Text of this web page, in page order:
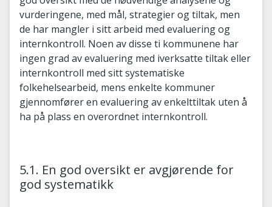
vurderingene, med mål, strategier og tiltak, men
de har mangler i sitt arbeid med evaluering og
internkontroll. Noen av disse ti kommunene har
ingen grad av evaluering med iverksatte tiltak eller
internkontroll med sitt systematiske
folkehelsearbeid, mens enkelte kommuner
gjennomfører en evaluering av enkelttiltak uten å
ha på plass en overordnet internkontroll.
5.1. En god oversikt er avgjørende for
god systematikk